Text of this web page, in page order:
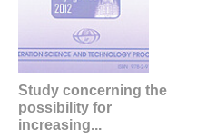
Study concerning the
possibility for
increasing...